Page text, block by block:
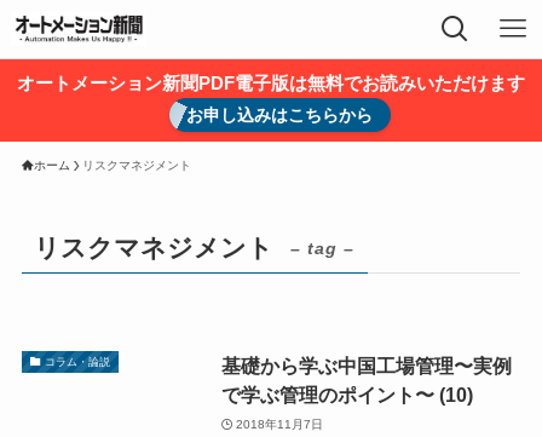
オートメーション新聞PDF電子版は無料でお読みいただけます
お申し込みはこちらから
ホーム リスクマネジメント
リスクマネジメント – tag –
コラム・論説
基礎から学ぶ中国工場管理〜実例
で学ぶ管理のポイント〜 (10)
2018年11月7日